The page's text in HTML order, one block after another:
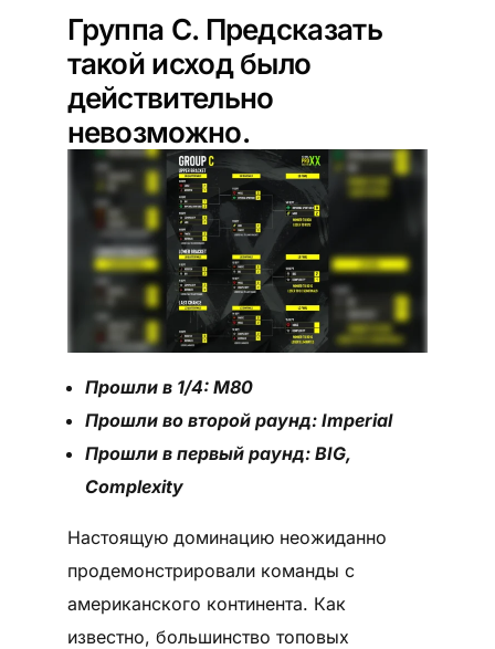
Группа C. Предсказать
такой исход было
действительно
невозможно.
Прошли в 1/4: M80
Прошли во второй раунд: Imperial
Прошли в первый раунд: BIG,
Complexity
Настоящую доминацию неожиданно
продемонстрировали команды с
американского континента. Как
известно, большинство топовых